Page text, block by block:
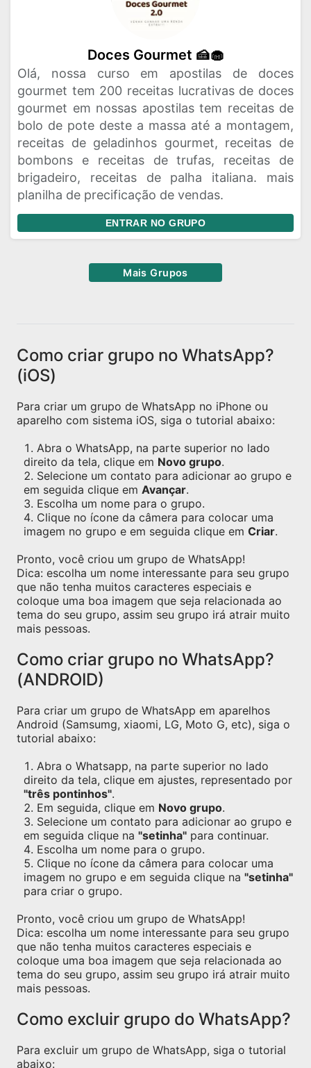
Doces Gourmet 🍰🧁
Olá, nossa curso em apostilas de doces
gourmet tem 200 receitas lucrativas de doces
gourmet em nossas apostilas tem receitas de
bolo de pote deste a massa até a montagem,
receitas de geladinhos gourmet, receitas de
bombons e receitas de trufas, receitas de
brigadeiro, receitas de palha italiana. mais
planilha de precificação de vendas.
ENTRAR NO GRUPO
Mais Grupos
Como criar grupo no WhatsApp?
(iOS)
Para criar um grupo de WhatsApp no iPhone ou
aparelho com sistema iOS, siga o tutorial abaixo:
Abra o WhatsApp, na parte superior no lado
direito da tela, clique em Novo grupo.
Selecione um contato para adicionar ao grupo e
em seguida clique em Avançar.
Escolha um nome para o grupo.
Clique no ícone da câmera para colocar uma
imagem no grupo e em seguida clique em Criar.
Pronto, você criou um grupo de WhatsApp!
Dica: escolha um nome interessante para seu grupo
que não tenha muitos caracteres especiais e
coloque uma boa imagem que seja relacionada ao
tema do seu grupo, assim seu grupo irá atrair muito
mais pessoas.
Como criar grupo no WhatsApp?
(ANDROID)
Para criar um grupo de WhatsApp em aparelhos
Android (Samsumg, xiaomi, LG, Moto G, etc), siga o
tutorial abaixo:
Abra o Whatsapp, na parte superior no lado
direito da tela, clique em ajustes, representado por
"três pontinhos".
Em seguida, clique em Novo grupo.
Selecione um contato para adicionar ao grupo e
em seguida clique na "setinha" para continuar.
Escolha um nome para o grupo.
Clique no ícone da câmera para colocar uma
imagem no grupo e em seguida clique na "setinha"
para criar o grupo.
Pronto, você criou um grupo de WhatsApp!
Dica: escolha um nome interessante para seu grupo
que não tenha muitos caracteres especiais e
coloque uma boa imagem que seja relacionada ao
tema do seu grupo, assim seu grupo irá atrair muito
mais pessoas.
Como excluir grupo do WhatsApp?
Para excluir um grupo de WhatsApp, siga o tutorial
abaixo: